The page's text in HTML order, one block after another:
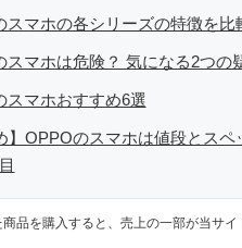
スマホの各シリーズの特徴を比
スマホは危険？ 気になる2つの
スマホおすすめ6選
】OPPOのスマホは値段とス
品を購入すると、売上の一部が当サイ